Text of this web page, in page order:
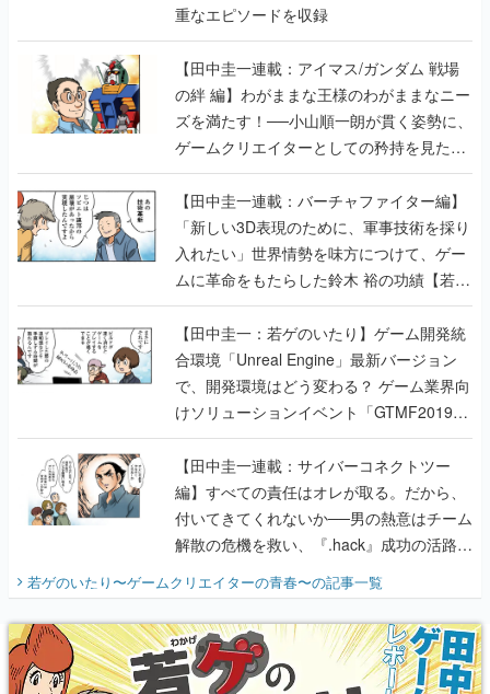
重なエピソードを収録
【田中圭一連載：アイマス/ガンダム 戦場
の絆 編】わがままな王様のわがままなニー
ズを満たす！──小山順一朗が貫く姿勢に、
ゲームクリエイターとしての矜持を見た
【若ゲのいたり最終回】
【田中圭一連載：バーチャファイター編】
「新しい3D表現のために、軍事技術を採り
入れたい」世界情勢を味方につけて、ゲー
ムに革命をもたらした鈴木 裕の功績【若ゲ
のいたり】
【田中圭一：若ゲのいたり】ゲーム開発統
合環境「Unreal Engine」最新バージョン
で、開発環境はどう変わる？ ゲーム業界向
けソリューションイベント「GTMF2019」
に行って、より理解を深めよう【PR】
【田中圭一連載：サイバーコネクトツー
編】すべての責任はオレが取る。だから、
付いてきてくれないか──男の熱意はチーム
解散の危機を救い、『.hack』成功の活路を
『少年ジャンプ』色だった【若ゲのいた
り】
若ゲのいたり〜ゲームクリエイターの青春〜の記事一覧